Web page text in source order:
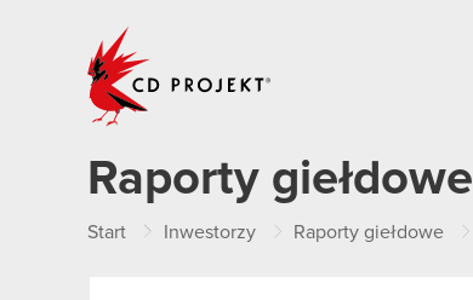
Raporty giełdowe
Start Inwestorzy Raporty giełdowe